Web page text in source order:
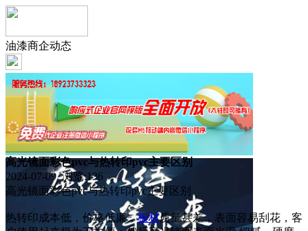
油漆商企动态
高光镜面彩色pvc与热转印pvc主要区别
2024-07-09 浏览:136
高光镜面彩色pvc与热转印pvc主要区别
热转印成本低，价格低廉，板材质量甚差，表面容易刮花，客